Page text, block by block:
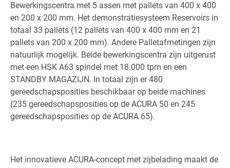
Bewerkingscentra met 5 assen met pallets van 400 x 400
en 200 x 200 mm. Het demonstratiesysteem Reservoirs in
totaal 33 pallets (12 pallets van 400 x 400 mm en 21
pallets van 200 x 200 mm). Andere Palletafmetingen zijn
natuurlijk mogelijk. Beide bewerkingscentra zijn uitgerust
met een HSK A63 spindel met 18.000 tpm en een
STANDBY MAGAZIJN. In totaal zijn er 480
gereedschapsposities beschikbaar op beide machines
(235 gereedschapsposities op de ACURA 50 en 245
gereedschapsposities op de ACURA 65).
Het innovatieve ACURA-concept met zijbelading maakt de